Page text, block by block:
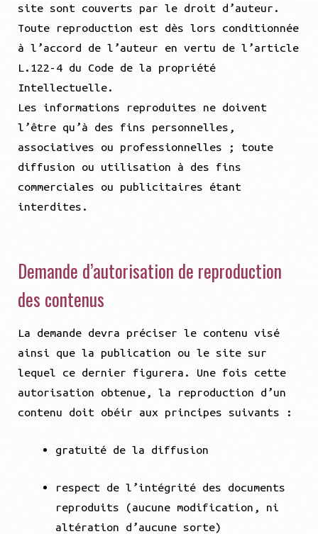
site sont couverts par le droit d’auteur.
Toute reproduction est dès lors conditionnée
à l’accord de l’auteur en vertu de l’article
L.122-4 du Code de la propriété
Intellectuelle.
Les informations reproduites ne doivent
l’être qu’à des fins personnelles,
associatives ou professionnelles ; toute
diffusion ou utilisation à des fins
commerciales ou publicitaires étant
interdites.
Demande d’autorisation de reproduction
des contenus
La demande devra préciser le contenu visé
ainsi que la publication ou le site sur
lequel ce dernier figurera. Une fois cette
autorisation obtenue, la reproduction d’un
contenu doit obéir aux principes suivants :
gratuité de la diffusion
respect de l’intégrité des documents
reproduits (aucune modification, ni
altération d’aucune sorte)